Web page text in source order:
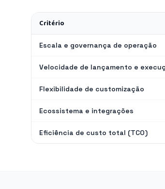
Critério
Escala e governança de operação
Velocidade de lançamento e
Flexibilidade de customização
Ecossistema e integrações
Eficiência de custo total (TCO)